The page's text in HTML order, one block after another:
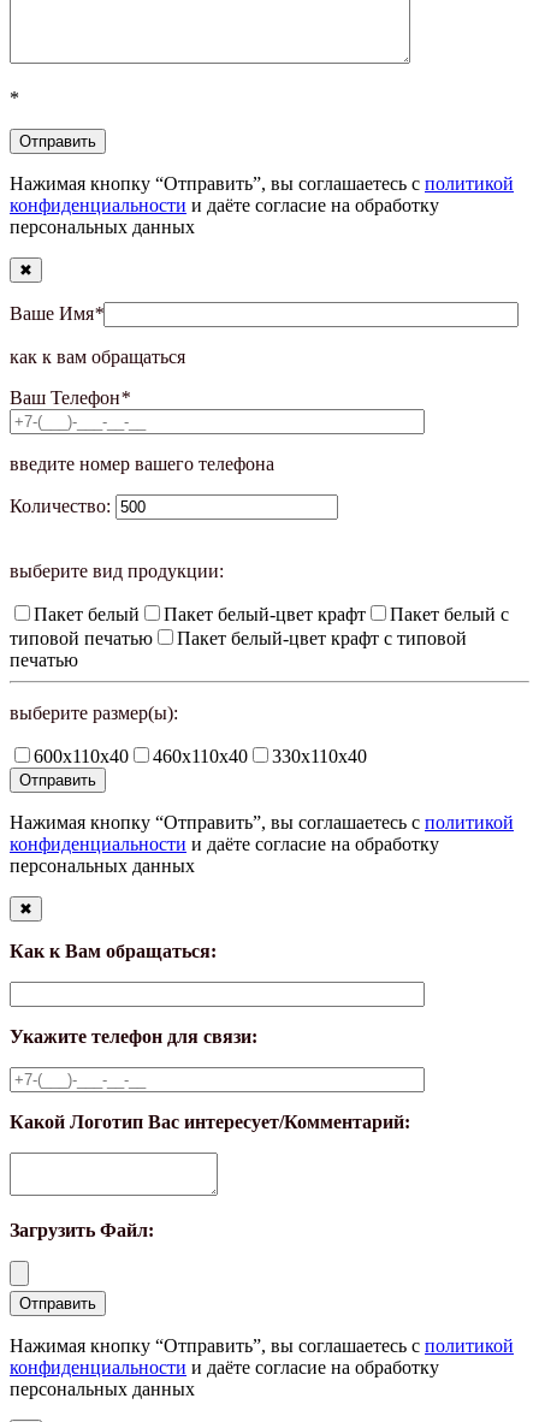
*
Нажимая кнопку “Отправить”, вы соглашаетесь с политикой
конфиденциальности и даёте согласие на обработку
персональных данных
✖
Ваше Имя*
как к вам обращаться
Ваш Телефон*
введите номер вашего телефона
Количество:
выберите вид продукции:
Пакет белый Пакет белый-цвет крафт
Пакет белый с
типовой печатью
Пакет белый-цвет крафт с типовой
печатью
выберите размер(ы):
600х110х40 460х110х40 330х110х40
Нажимая кнопку “Отправить”, вы соглашаетесь с политикой
конфиденциальности и даёте согласие на обработку
персональных данных
✖
Как к Вам обращаться:
Укажите телефон для связи:
Какой Логотип Вас интересует/Комментарий:
Загрузить Файл:
Нажимая кнопку “Отправить”, вы соглашаетесь с политикой
конфиденциальности и даёте согласие на обработку
персональных данных